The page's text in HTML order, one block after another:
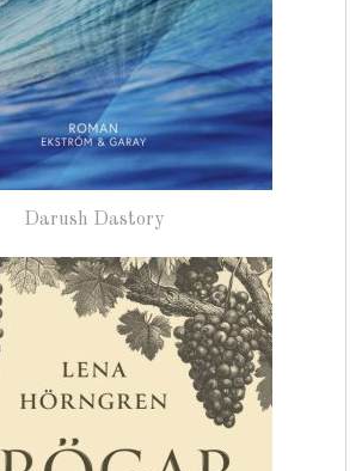
Darush Dastory